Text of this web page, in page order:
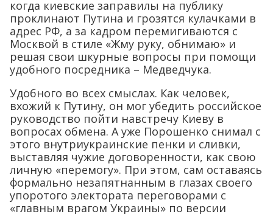
когда киевские заправилы на публику
проклинают Путина и грозятся кулачками в
адрес РФ, а за кадром перемигиваются с
Москвой в стиле «Жму руку, обнимаю» и
решая свои шкурные вопросы при помощи
удобного посредника – Медведчука.
Удобного во всех смыслах. Как человек,
вхожий к Путину, он мог убедить российское
руководство пойти навстречу Киеву в
вопросах обмена. А уже Порошенко снимал с
этого внутриукраинские пенки и сливки,
выставляя чужие договоренности, как свою
личную «перемогу». При этом, сам оставаясь
формально незапятнанным в глазах своего
упоротого электората переговорами с
«главным врагом Украины» по версии